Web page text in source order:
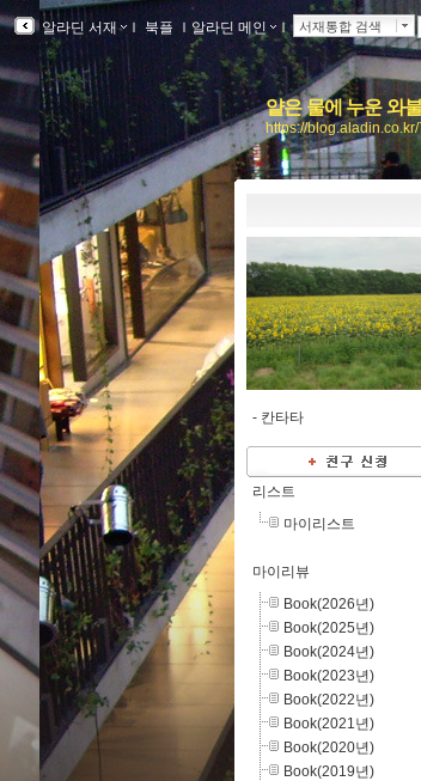
알라딘 서재 ｌ 북플 ｌ 알라딘 메인 ｌ 서재통합 검색
얕은 물에 누운 와
https://
- 칸타타
리스트
마이리스트
마이리뷰
Book(2026년)
Book(2025년)
Book(2024년)
Book(2023년)
Book(2022년)
Book(2021년)
Book(2020년)
Book(2019년)